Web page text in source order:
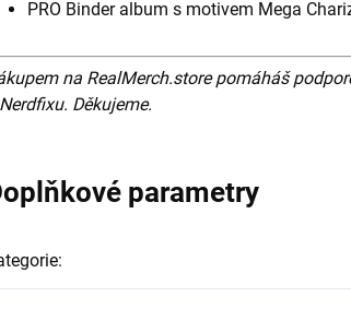
PRO Binder album s motivem Mega
na RealMerch.store pomáháš
Děkujeme.
parametry
: